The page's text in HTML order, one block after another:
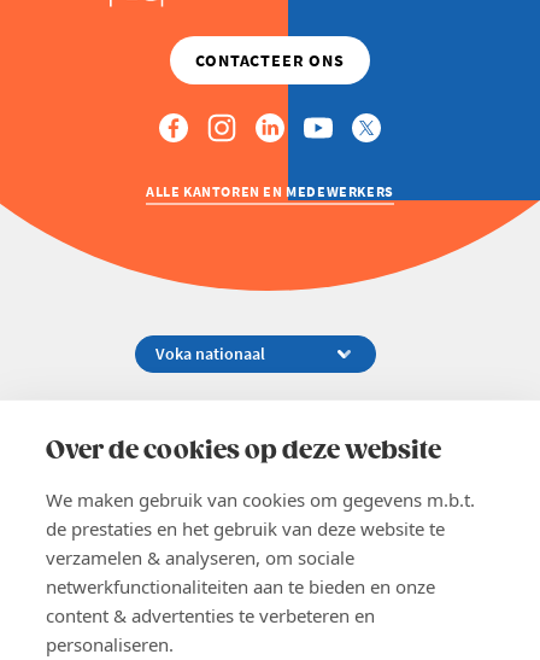
Over de cookies op deze website
We maken gebruik van cookies om gegevens m.b.t.
de prestaties en het gebruik van deze website te
verzamelen & analyseren, om sociale
netwerkfunctionaliteiten aan te bieden en onze
content & advertenties te verbeteren en
personaliseren.
ALLE KANTOREN EN MEDEWERKERS
02 229 81 11
EN